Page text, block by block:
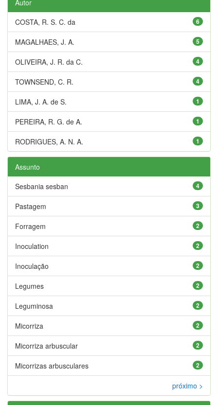
Autor
6
COSTA, R. S. C. da
5
MAGALHAES, J. A.
4
OLIVEIRA, J. R. da C.
4
TOWNSEND, C. R.
1
LIMA, J. A. de S.
1
PEREIRA, R. G. de A.
1
RODRIGUES, A. N. A.
Assunto
4
Sesbania sesban
3
Pastagem
2
Forragem
2
Inoculation
2
Inoculação
2
Legumes
2
Leguminosa
2
Micorriza
2
Micorriza arbuscular
2
Micorrizas arbusculares
próximo >